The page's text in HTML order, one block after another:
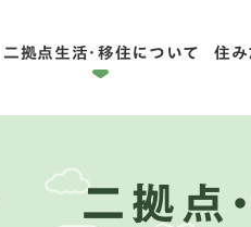
二拠点生活・移住について
二拠点ライフを学ぶ
移住ライフを学ぶ
住み
二拠点